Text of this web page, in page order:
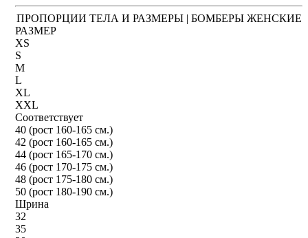
ПРОПОРЦИИ ТЕЛА И РАЗМЕРЫ | БОМБЕРЫ ЖЕНСКИЕ
РАЗМЕР
XS
S
M
L
XL
XXL
Соответствует
40 (рост 160-165 см.)
42 (рост 160-165 см.)
44 (рост 165-170 см.)
46 (рост 170-175 см.)
48 (рост 175-180 см.)
50 (рост 180-190 см.)
Шрина
32
35